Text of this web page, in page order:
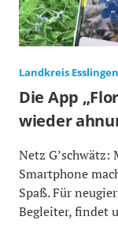
Landkreis Esslingen
Die App
wieder
Netz
Smartphone
Spaß. Für
Begleiter, findet